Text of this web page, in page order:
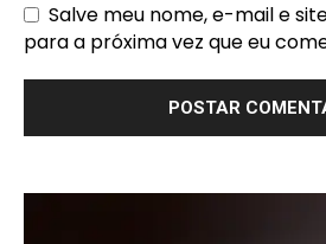
Salve meu nome, e-mail e
para a próxima vez que eu